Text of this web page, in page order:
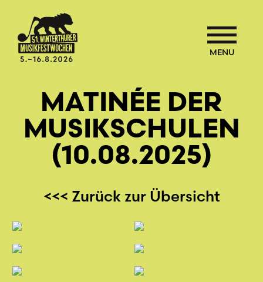
MENU
MATINÉE DER
MUSIKSCHULEN
(10.08.2025)
<<< Zurück zur Übersicht